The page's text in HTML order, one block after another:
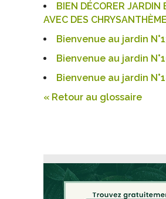
BIEN DÉCORER JARDIN
AVEC DES
Bienvenue au jardin
Bienvenue au jardin
Bienvenue au jardin
« Retour au glossaire